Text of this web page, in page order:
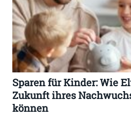
Sparen für Kinder: Wie
Zukunft ihres
können